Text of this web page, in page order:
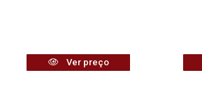
Ver preço